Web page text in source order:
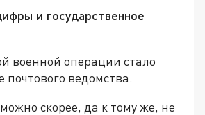
и государственное
военной операции стало
почтового ведомства.
скорее, да к тому же, не